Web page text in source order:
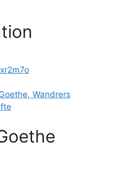
Wandrers